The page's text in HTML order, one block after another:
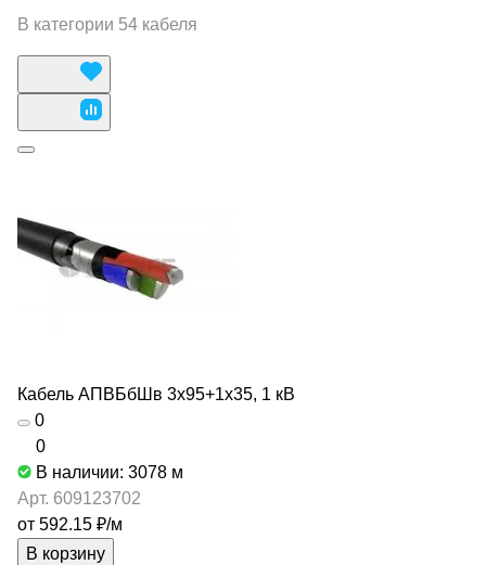
В категории 54 кабеля
Кабель АПВБбШв 3х95+1х35, 1 кВ
0
0
В наличии: 3078 м
Арт. 609123702
от 592.15 ₽/м
В корзину